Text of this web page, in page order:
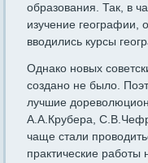
образования. Так, в
изучение географии,
вводились курсы
Однако новых
создано не было.
лучшие
А.А.Крубера,
чаще стали
практические работы